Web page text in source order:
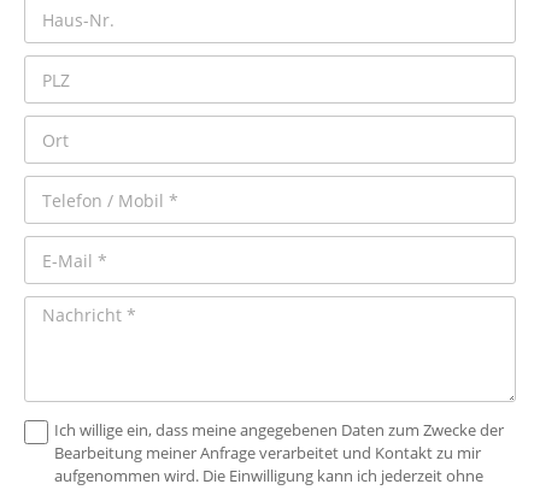
Ich willige ein, dass meine angegebenen Daten zum Zwecke der
Bearbeitung meiner Anfrage verarbeitet und Kontakt zu mir
aufgenommen wird. Die Einwilligung kann ich jederzeit ohne